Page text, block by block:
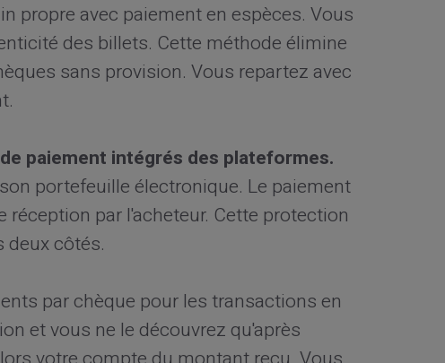
propre avec paiement en espèces. Vous
des billets. Cette méthode élimine
sans provision. Vous repartez avec
paiement intégrés des plateformes.
portefeuille électronique. Le paiement
par l'acheteur. Cette protection
côtés.
par chèque pour les transactions en
et vous ne le découvrez qu'après